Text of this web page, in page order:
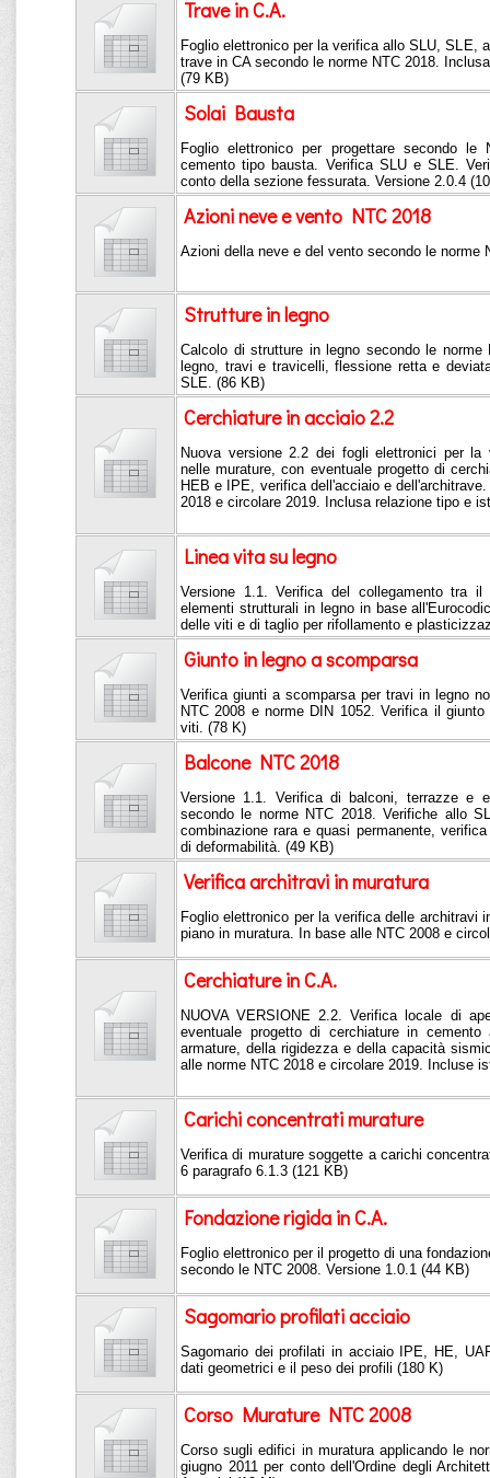
Trave in C.A.
Foglio elettronico per la verifica allo SLU, SLE,
trave in CA secondo le norme NTC 2018.
(79 KB)
Solai Bausta
Foglio elettronico per progettare secondo
cemento tipo bausta. Verifica SLU e SLE.
conto della sezione fessurata. Versione 2.0.4
Azioni neve e vento NTC 2018
Azioni della neve e del vento secondo le norme
Strutture in legno
Calcolo di strutture in legno secondo le
legno, travi e travicelli, flessione retta e
SLE. (86 KB)
Cerchiature in acciaio 2.2
Nuova versione 2.2 dei fogli elettronici per la
nelle murature, con eventuale progetto di
HEB e IPE, verifica dell'acciaio e
2018 e circolare 2019. Inclusa relazione tipo e
Linea vita su legno
Versione 1.1. Verifica del collegamento tra
elementi strutturali in legno in base
delle viti e di taglio per rifollamento e
Giunto in legno a scomparsa
Verifica giunti a scomparsa per travi in legno
NTC 2008 e norme DIN 1052. Verifica il
viti. (78 K)
Balcone NTC 2018
Versione 1.1. Verifica di balconi, terrazze e
secondo le norme NTC 2018. Verifiche allo
combinazione rara e quasi permanente,
di deformabilità. (49 KB)
Verifica architravi in muratura
Foglio elettronico per la verifica delle architravi
piano in muratura. In base alle NTC 2008 e
Cerchiature in C.A.
NUOVA VERSIONE 2.2. Verifica locale di
eventuale progetto di cerchiature in
armature, della rigidezza e della capacità
alle norme NTC 2018 e circolare 2019. Incluse
Carichi concentrati murature
Verifica di murature soggette a carichi
6 paragrafo 6.1.3 (121 KB)
Fondazione rigida in C.A.
Foglio elettronico per il progetto di una
secondo le NTC 2008. Versione 1.0.1 (44 KB)
Sagomario profilati acciaio
Sagomario dei profilati in acciaio IPE, HE,
dati geometrici e il peso dei profili (180 K)
Corso Murature NTC 2008
Corso sugli edifici in muratura applicando le
giugno 2011 per conto dell'Ordine degli